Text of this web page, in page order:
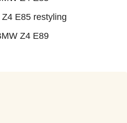
Z4 E85 restyling
Z4 E89